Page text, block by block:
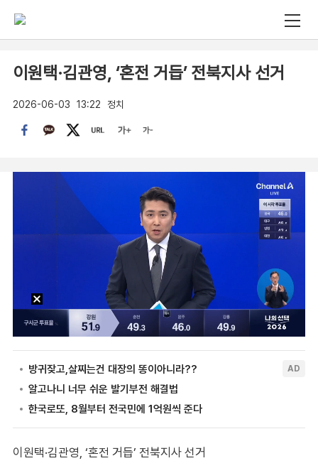
이원택·김관영, ‘혼전 거듭’ 전북지사 선거
2026-06-03 13:22 정치
이원택·김관영, ‘혼전 거듭’ 전북지사 선거